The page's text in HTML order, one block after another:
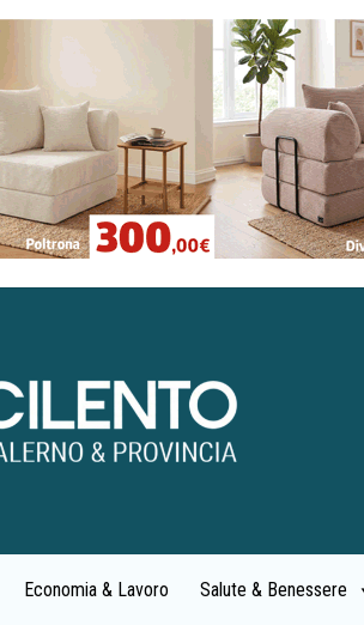
Economia & Lavoro Salute & Benessere